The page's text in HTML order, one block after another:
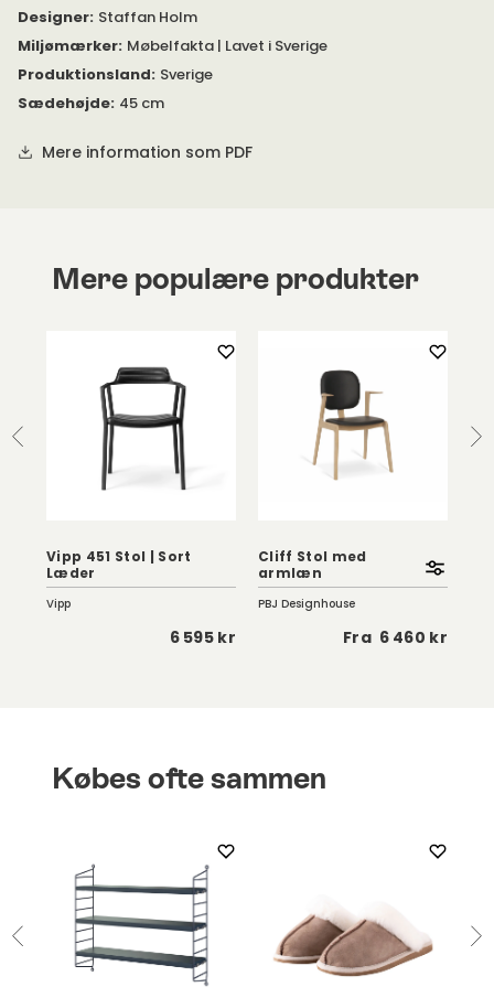
Designer: Staffan Holm
Miljømærker: Møbelfakta | Lavet i Sverige
Produktionsland: Sverige
Sædehøjde: 45 cm
Mere information som PDF
Mere populære produkter
Vipp 451 Stol | Sort
Læder
Vipp
6 595 kr
Cliff Stol med
armlæn
PBJ Designhouse
Fra 6 460 kr
Købes ofte sammen